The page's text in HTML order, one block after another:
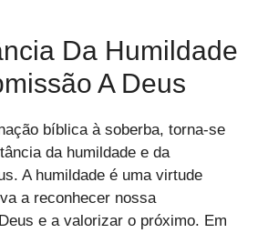
Da Humildade
A Deus
bíblica à soberba, torna-se
da humildade e da
A humildade é uma virtude
a reconhecer nossa
e a valorizar o próximo. Em